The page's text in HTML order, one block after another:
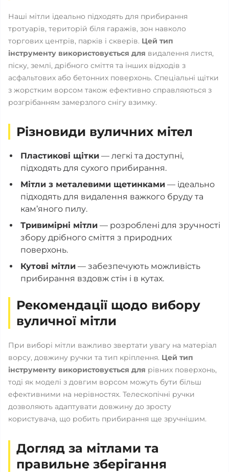
Наші мітли ідеально підходять для прибирання
тротуарів, територій біля гаражів, зон навколо
торгових центрів, парків і скверів. Цей тип
інструменту використовується для видалення листя,
піску, землі, дрібного сміття та інших відходів з
асфальтових або бетонних поверхонь. Спеціальні щітки
з жорстким ворсом також ефективно справляються з
розгрібанням замерзлого снігу взимку.
Різновиди вуличних мітел
Пластикові щітки — легкі та доступні,
підходять для сухого прибирання.
Мітли з металевими щетинками — ідеально
підходять для видалення важкого бруду та
кам’яного пилу.
Тривимірні мітли — розроблені для зручності
збору дрібного сміття з природних
поверхонь.
Кутові мітли — забезпечують можливість
прибирання вздовж стін і в кутах.
Рекомендації щодо вибору
вуличної мітли
При виборі мітли важливо звертати увагу на матеріал
ворсу, довжину ручки та тип кріплення. Цей тип
інструменту використовується для рівних поверхонь,
тоді як моделі з довгим ворсом можуть бути більш
ефективними на нерівностях. Телескопічні ручки
дозволяють адаптувати довжину до зросту
користувача, що робить прибирання ще зручнішим.
Догляд за мітлами та
правильне зберігання